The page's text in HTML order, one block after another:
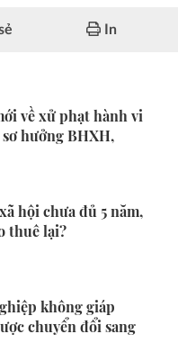
In
về xử phạt hành vi
hưởng BHXH,
hội chưa đủ 5 năm,
thuê lại?
không giáp
chuyển đổi sang